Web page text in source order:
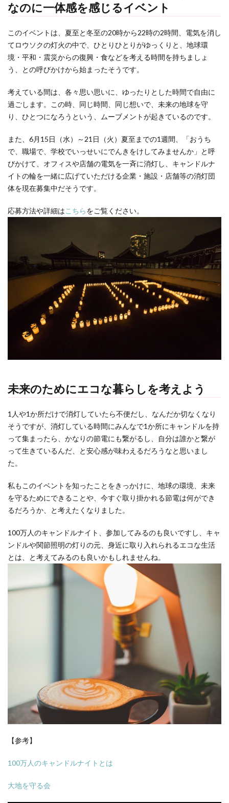
なのに一体感を感じるイベント
このイベントは、夏至と冬至の20時から22時の2時間、電気を消し
てロウソクの灯火の中で、ひとりひとりがゆっくりと、地球環
境・平和・震災からの復興・食などを考える時間を持ちましょ
う、との呼びかけから始まったそうです。
考えている間は、各々思い思いに、ゆったりとした時間で自由に
過ごします。この時、同じ時間、同じ想いで、未来の地球を守
り、ひとつになろうという、ムーブメントが起きているのです。
また、6月15日（水）～21日（火）夏至までの1週間、「おうち
で、職場で、学校でいっせいにでんきをけしてみませんか」と呼
びかけて、オフィスや店舗の電気を一斉に消灯し、キャンドルナ
イトの輪を一緒に広げていただける企業・施設・店舗等の消灯団
体を現在募集中だそうです。
応募方法や詳細はこちらをご覧ください。
未来のためにエコな暮らしを考えよう
1人や1か所だけで消灯していたら不便だし、なんだか切なくなり
そうですが、消灯している時間にみんなで1か所にキャンドルを持
って集まったら、かなりの節電にも繋がるし、自分は誰かと繋が
って生きているんだ、と安心感が味わえるだろうなと思いまし
た。
私もこのイベントを知ったことをきっかけに、地球の環境、未来
を守るためにできることや、今すぐ取り掛かれる節電は何ができ
るだろうか、と考えたくなりました。
100万人のキャンドルナイト、参加してみるのも良いですし、キャ
ンドルや関節照明の灯りの元、身近に取り入れられるエコな生活
とは、と考えてみるのも良いかもしれませんね。
【参考】
100万人のキャンドルナイトとは
大地を守る会